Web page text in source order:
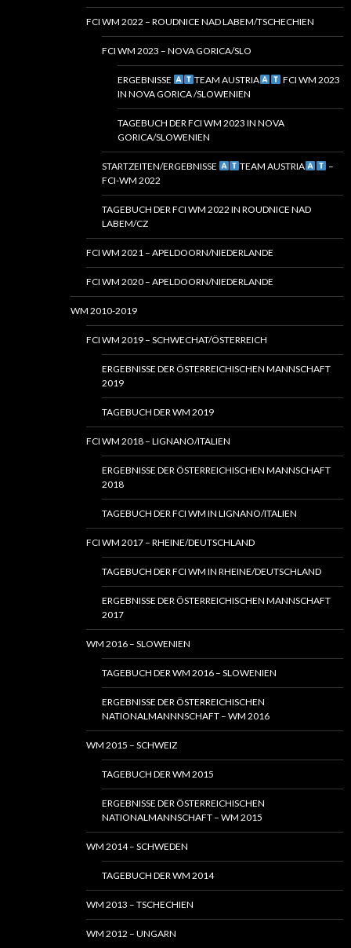
FCI WM 2022 – ROUDNICE NAD LABEM/TSCHECHIEN
FCI WM 2023 – NOVA GORICA/SLO
ERGEBNISSE TEAM AUSTRIA
FCI WM 2023
IN NOVA GORICA /SLOWENIEN
TAGEBUCH DER FCI WM 2023 IN NOVA
GORICA/SLOWENIEN
STARTZEITEN/ERGEBNISSE TEAM AUSTRIA
–
FCI-WM 2022
TAGEBUCH DER FCI WM 2022 IN ROUDNICE NAD
LABEM/CZ
FCI WM 2021 – APELDOORN/NIEDERLANDE
FCI WM 2020 – APELDOORN/NIEDERLANDE
WM 2010-2019
FCI WM 2019 – SCHWECHAT/ÖSTERREICH
ERGEBNISSE DER ÖSTERREICHISCHEN MANNSCHAFT
2019
TAGEBUCH DER WM 2019
FCI WM 2018 – LIGNANO/ITALIEN
ERGEBNISSE DER ÖSTERREICHISCHEN MANNSCHAFT
2018
TAGEBUCH DER FCI WM IN LIGNANO/ITALIEN
FCI WM 2017 – RHEINE/DEUTSCHLAND
TAGEBUCH DER FCI WM IN RHEINE/DEUTSCHLAND
ERGEBNISSE DER ÖSTERREICHISCHEN MANNSCHAFT
2017
WM 2016 – SLOWENIEN
TAGEBUCH DER WM 2016 – SLOWENIEN
ERGEBNISSE DER ÖSTERREICHISCHEN
NATIONALMANNNSCHAFT – WM 2016
WM 2015 – SCHWEIZ
TAGEBUCH DER WM 2015
ERGEBNISSE DER ÖSTERREICHISCHEN
NATIONALMANNSCHAFT – WM 2015
WM 2014 – SCHWEDEN
TAGEBUCH DER WM 2014
WM 2013 – TSCHECHIEN
WM 2012 – UNGARN